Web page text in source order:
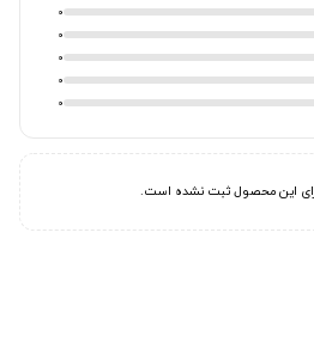
0
0
0
0
0
این محصول ثبت نشده است.